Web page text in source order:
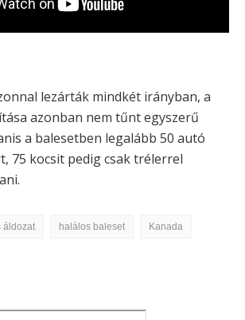
lezárták mindkét irányban, a
azonban nem tűnt egyszerű
a balesetben legalább 50 autó
75 kocsit pedig csak trélerrel
áldozat halálos baleset Kanada